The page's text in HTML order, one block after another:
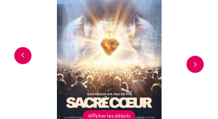
Afficher les détails